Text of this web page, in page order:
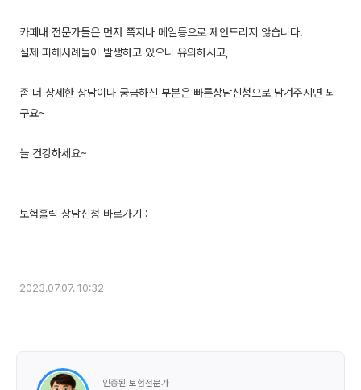
카페내 전문가들은 먼저 쪽지나 메일등으로 제안드리지 않습니다.
실제 피해사례들이 발생하고 있으니 유의하시고,
좀 더 상세한 상담이나 궁금하신 부분은 빠른상담신청으로 남겨주시면 되
구요~
늘 건강하세요~
보험홀릭 상담신청 바로가기 :
2023.07.07. 10:32
인증된 보험전문가